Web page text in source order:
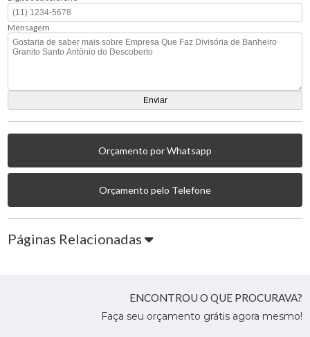
Mensagem
Orçamento por Whatsapp
Orçamento pelo Telefone
Páginas Relacionadas
ENCONTROU O QUE PROCURAVA?
Faça seu orçamento grátis agora mesmo!